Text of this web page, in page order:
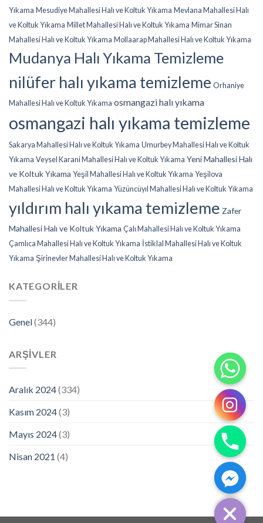
Yıkama Mesudiye Mahallesi Halı ve Koltuk Yıkama Mevlana Mahallesi Halı
ve Koltuk Yıkama Millet Mahallesi Halı ve Koltuk Yıkama Mimar Sinan
Mahallesi Halı ve Koltuk Yıkama Mollaarap Mahallesi Halı ve Koltuk Yıkama
Mudanya Halı Yıkama Temizleme
nilüfer halı yıkama temizleme Orhaniye
Mahallesi Halı ve Koltuk Yıkama osmangazi halı yıkama
osmangazi halı yıkama temizleme
Sakarya Mahallesi Halı ve Koltuk Yıkama Umurbey Mahallesi Halı ve Koltuk
Yıkama Veysel Karani Mahallesi Halı ve Koltuk Yıkama Yeni Mahallesi Halı
ve Koltuk Yıkama Yeşil Mahallesi Halı ve Koltuk Yıkama Yeşilova
Mahallesi Halı ve Koltuk Yıkama Yüzüncüyıl Mahallesi Halı ve Koltuk Yıkama
yıldırım halı yıkama temizleme Zafer
Mahallesi Halı ve Koltuk Yıkama Çalı Mahallesi Halı ve Koltuk Yıkama
Çamlıca Mahallesi Halı ve Koltuk Yıkama İstiklal Mahallesi Halı ve Koltuk
Yıkama Şirinevler Mahallesi Halı ve Koltuk Yıkama
KATEGORILER
Genel(344)
ARŞIVLER
Aralık 2024(334)
Kasım 2024(3)
Mayıs 2024(3)
Nisan 2021 (4)
HIDE
CHATY